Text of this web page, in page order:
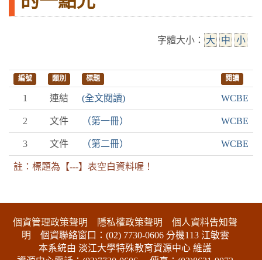
字體大小： 大 中 小
編號 類別 標題 閱讀
1 連結 (全文閱讀) WCBE
2 文件 （第一冊） WCBE
3 文件 （第二冊） WCBE
註：標題為【---】表空白資料喔！
個資管理政策聲明 隱私權政策聲明
個人資料告知聲
明 個資聯絡窗口：(02) 7730-0606 分機113 江敏雲
本系統由 淡江大學特殊教育資源中心 維護